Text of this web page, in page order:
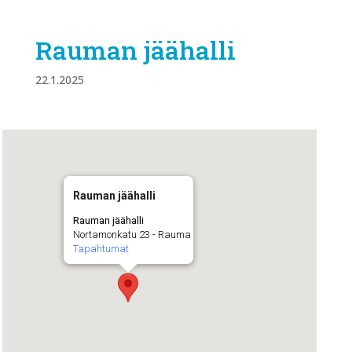
Rauman jäähalli
22.1.2025
Rauman jäähalli
Rauman jäähalli
Nortamonkatu 23 - Rauma
Tapahtumat